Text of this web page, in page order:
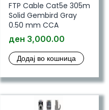
FTP Cable Cat5e 305m
Solid Gembird Gray
0.50 mm CCA
ден 3,000.00
Додај во кошница